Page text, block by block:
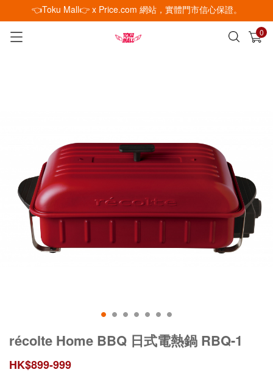
👈Toku Mall👉 x Price.com 網站，實體門市信心保證。
0
已加入購物車 查看
récolte Home BBQ 日式電熱鍋 RBQ-1
HK$899-999